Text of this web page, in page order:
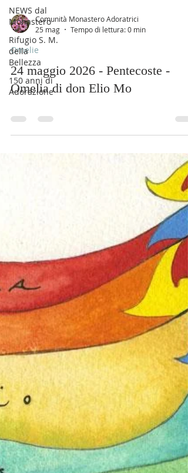
NEWS dal
Monastero
Rifugio S. M.
della
Bellezza
150 anni di
Adorazione
Comunità Monastero Adoratrici
25 mag
Tempo di lettura: 0 min
Omelie
24 maggio 2026 - Pentecoste -
Omelia di don Elio Mo